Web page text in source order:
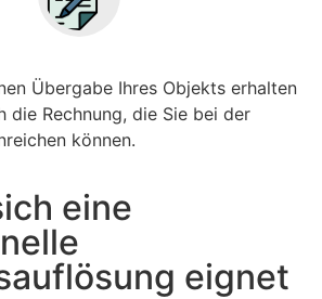
Übergabe Ihres Objekts erhalten
die Rechnung, die Sie bei der
können.
eine
eignet